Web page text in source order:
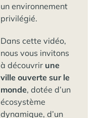
un environnement
privilégié.
Dans cette vidéo,
nous vous invitons
à découvrir une
ville ouverte sur le
monde, dotée d’un
écosystème
dynamique, d’un